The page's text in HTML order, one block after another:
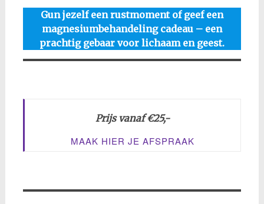
Gun jezelf een rustmoment of geef een
magnesiumbehandeling cadeau – een
prachtig gebaar voor lichaam en geest.
Prijs vanaf €25,-
MAAK HIER JE AFSPRAAK